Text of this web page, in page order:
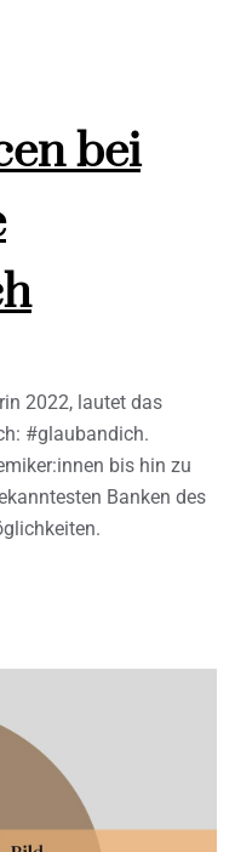
bei
2022, lautet das
#glaubandich.
bis hin zu
Banken des